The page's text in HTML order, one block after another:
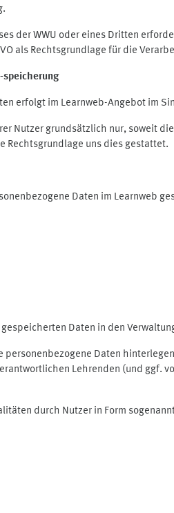
der WWU oder eines Dritten
als Rechtsgrundlage für die
-speicherung
erfolgt im Learnweb-Angebot im
Nutzer grundsätzlich nur, soweit
Rechtsgrundlage uns dies gestattet.
Daten im Learnweb
Daten in den
Daten
Lehrenden (und
durch Nutzer in Form